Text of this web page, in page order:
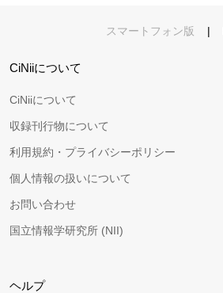
スマートフォン版 |
CiNiiについて
CiNiiについて
収録刊行物について
利用規約・プライバシーポリシー
個人情報の扱いについて
お問い合わせ
国立情報学研究所 (NII)
ヘルプ